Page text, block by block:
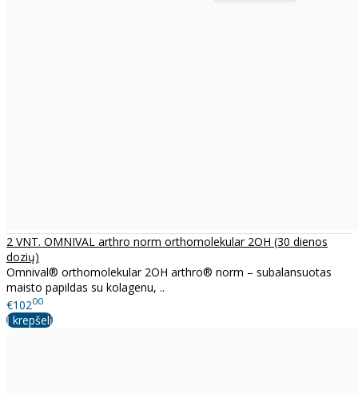
2 VNT. OMNIVAL arthro norm orthomolekular 2OH (30 dienos
dozių)
Omnival® orthomolekular 2OH arthro® norm – subalansuotas
maisto papildas su kolagenu, ..
€10200
Į krepšelį